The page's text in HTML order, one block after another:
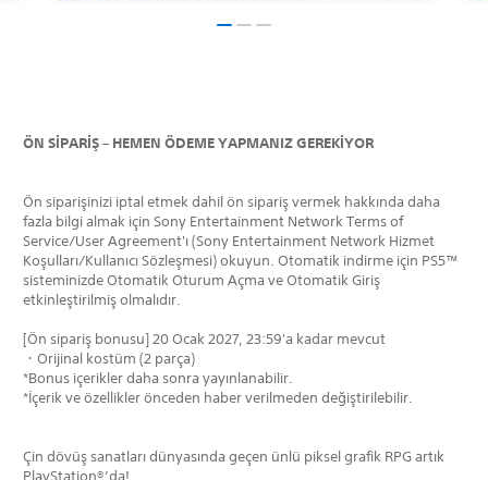
ÖN SİPARİŞ – HEMEN ÖDEME YAPMANIZ GEREKİYOR
Ön siparişinizi iptal etmek dahil ön sipariş vermek hakkında daha
fazla bilgi almak için Sony Entertainment Network Terms of
Service/User Agreement'ı (Sony Entertainment Network Hizmet
Koşulları/Kullanıcı Sözleşmesi) okuyun. Otomatik indirme için PS5™
sisteminizde Otomatik Oturum Açma ve Otomatik Giriş
etkinleştirilmiş olmalıdır.
[Ön sipariş bonusu] 20 Ocak 2027, 23:59'a kadar mevcut
・Orijinal kostüm (2 parça)
*Bonus içerikler daha sonra yayınlanabilir.
*İçerik ve özellikler önceden haber verilmeden değiştirilebilir.
Çin dövüş sanatları dünyasında geçen ünlü piksel grafik RPG artık
PlayStation®’da!